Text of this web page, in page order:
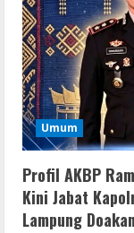
Umum
Profil AKBP
Kini Jabat
Lampung
5
1